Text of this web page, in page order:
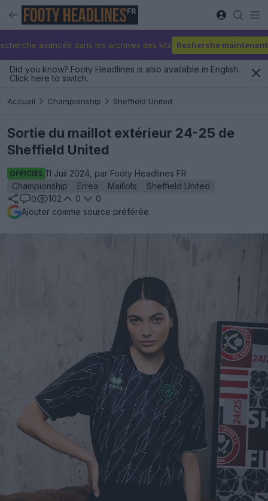
FR
avancée dans les archives des kits Recherche maintenant
Did you know? Footy Headlines is also available in English.
Click here to switch.
Accueil Championship Sheffield United
Sortie du maillot extérieur 24-25 de
Sheffield United
OFFICIEL 11 Juil 2024, par Footy Headlines FR
Championship
Errea Maillots
Sheffield United
0
102 0
0
Ajouter comme source préférée